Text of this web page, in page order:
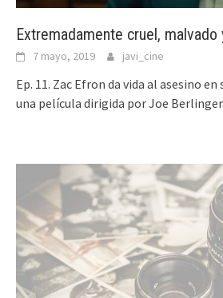
Extremadamente cruel,
7 mayo, 2019 javi_cine
Ep. 11. Zac Efron da vida al asesino en
una película dirigida por Joe Berlinger.